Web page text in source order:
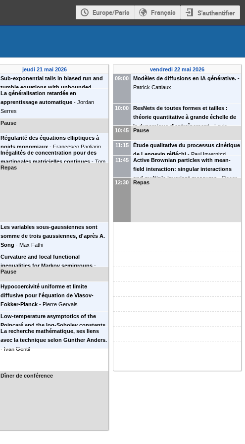
Europe/Paris Français S'authentifier
jeudi 21 mai 2026
Sub-exponential tails in biased run and
tumble equations with unbounded
velocities - Luca Ziviani
La généralisation retardée en
apprentissage automatique - Jordan
Serres
Pause
Régularité des équations elliptiques à
poids monomiaux - Francesco Pagliarin
Inégalités de concentration pour des
martingales matricielles continues - Tom
Maitre
Repas
Les variables sous-gaussiennes sont
somme de trois gaussiennes, d'après A.
Song - Max Fathi
Curvature and local functional
inequalities for Markov semigroups -
Andreas Malliaris
Pause
Hypocoercivité uniforme et limite
diffusive pour l'équation de Vlasov-
Fokker-Planck - Pierre Gervais
Low-temperature asymptotics of the
Poincaré and the log-Sobolev constants
for Łojasiewicz potentials -Aziz Ben
Nejma
La recherche mathématique, ses liens
avec la technique selon Günther Anders.
- Ivan Gentil
Dîner de conférence
vendredi 22 mai 2026
09:00
Modèles de diffusions en IA générative. -
Patrick Cattiaux
10:00
ResNets de toutes formes et tailles :
théorie quantitative à grande échelle de
la dynamique d'entraînement - Louis-
10:45 Pause
11:15
Étude qualitative du processus cinétique
de Langevin réfléchi - Paul Invernizzi
11:45
Active Brownian particles with mean-
field interaction: singular interactions
and multiple invariant measures - Oscar
de Wit
12:30 Repas